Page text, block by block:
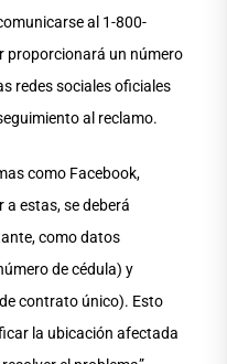
al 1-800-
proporcionará un número
redes sociales oficiales
al reclamo.
como Facebook,
a estas, se deberá
como datos
de cédula) y
contrato único). Esto
la ubicación afectada